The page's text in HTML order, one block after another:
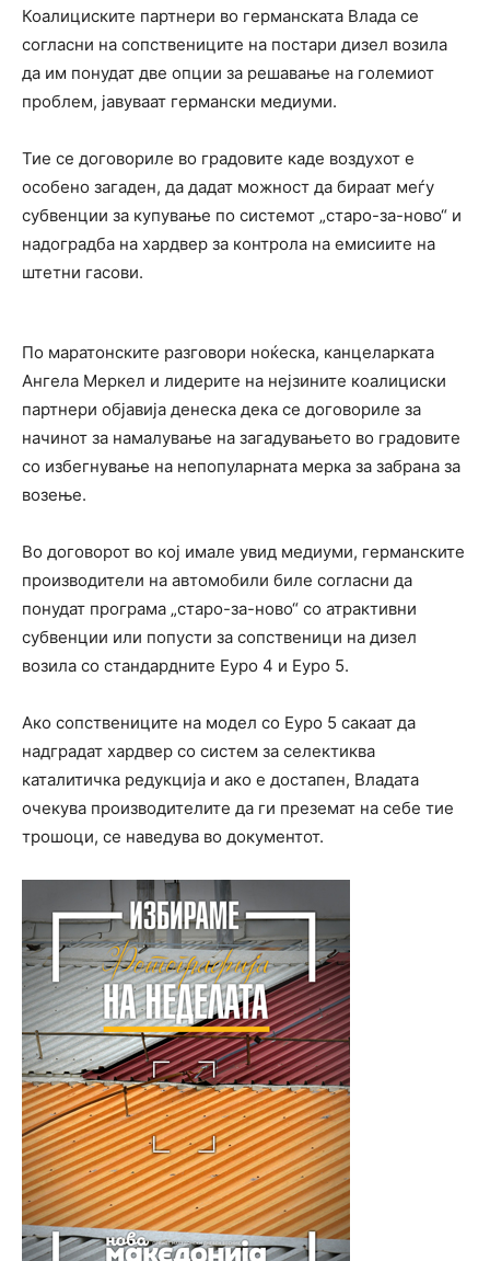
Коалициските партнери во германската Влада се
согласни на сопствениците на постари дизел возила
да им понудат две опции за решавање на големиот
проблем, јавуваат германски медиуми.
Тие се договориле во градовите каде воздухот е
особено загаден, да дадат можност да бираат меѓу
субвенции за купување по системот „старо-за-ново“ и
надоградба на хардвер за контрола на емисиите на
штетни гасови.
По маратонските разговори ноќеска, канцеларката
Ангела Меркел и лидерите на нејзините коалициски
партнери објавија денеска дека се договориле за
начинот за намалување на загадувањето во градовите
со избегнување на непопуларната мерка за забрана за
возење.
Во договорот во кој имале увид медиуми, германските
производители на автомобили биле согласни да
понудат програма „старо-за-ново“ со атрактивни
субвенции или попусти за сопственици на дизел
возила со стандардните Еуро 4 и Еуро 5.
Ако сопствениците на модел со Еуро 5 сакаат да
надградат хардвер со систем за селектиква
каталитичка редукција и ако е достапен, Владата
очекува производителите да ги преземат на себе тие
трошоци, се наведува во документот.